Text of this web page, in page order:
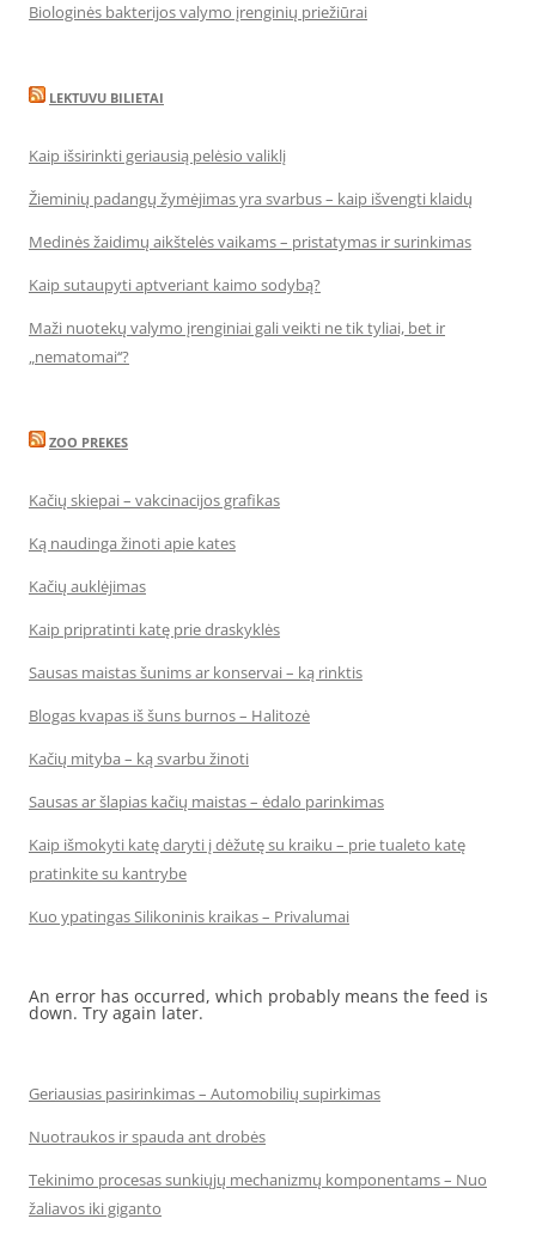
Biologinės bakterijos valymo įrenginių priežiūrai
LEKTUVU BILIETAI
Kaip išsirinkti geriausią pelėsio valiklį
Žieminių padangų žymėjimas yra svarbus – kaip išvengti klaidų
Medinės žaidimų aikštelės vaikams – pristatymas ir surinkimas
Kaip sutaupyti aptveriant kaimo sodybą?
Maži nuotekų valymo įrenginiai gali veikti ne tik tyliai, bet ir
„nematomai‘‘?
ZOO PREKES
Kačių skiepai – vakcinacijos grafikas
Ką naudinga žinoti apie kates
Kačių auklėjimas
Kaip pripratinti katę prie draskyklės
Sausas maistas šunims ar konservai – ką rinktis
Blogas kvapas iš šuns burnos – Halitozė
Kačių mityba – ką svarbu žinoti
Sausas ar šlapias kačių maistas – ėdalo parinkimas
Kaip išmokyti katę daryti į dėžutę su kraiku – prie tualeto katę
pratinkite su kantrybe
Kuo ypatingas Silikoninis kraikas – Privalumai
An error has occurred, which probably means the feed is
down. Try again later.
Geriausias pasirinkimas – Automobilių supirkimas
Nuotraukos ir spauda ant drobės
Tekinimo procesas sunkiųjų mechanizmų komponentams – Nuo
žaliavos iki giganto